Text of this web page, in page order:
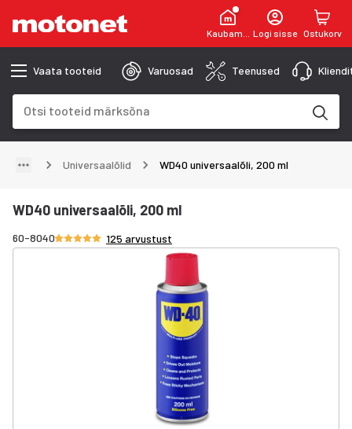
KaubamajaLogi sisse Ostukorv
Vaata tooteid Varuosad Teenused
Universaalõlid WD40 universaalõli, 200 ml
WD40 universaalõli, 200 ml
60-8040Hinnang 4.8/5 tähte
125 arvustust